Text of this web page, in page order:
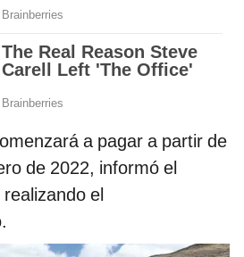
a pagar a partir de
de 2022, informó el
el